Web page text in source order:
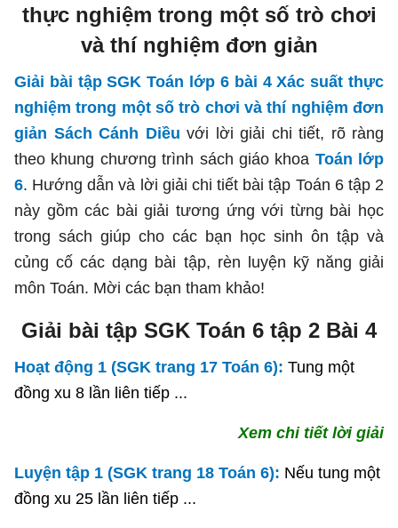
thực nghiệm trong một số trò chơi
và thí nghiệm đơn giản
Giải bài tập SGK Toán lớp 6 bài 4 Xác suất thực
nghiệm trong một số trò chơi và thí nghiệm đơn
giản Sách Cánh Diều với lời giải chi tiết, rõ ràng
theo khung chương trình sách giáo khoa Toán lớp
6. Hướng dẫn và lời giải chi tiết bài tập Toán 6 tập 2
này gồm các bài giải tương ứng với từng bài học
trong sách giúp cho các bạn học sinh ôn tập và
củng cố các dạng bài tập, rèn luyện kỹ năng giải
môn Toán. Mời các bạn tham khảo!
Giải bài tập SGK Toán 6 tập 2 Bài 4
Hoạt động 1 (SGK trang 17 Toán 6): Tung một
đồng xu 8 lần liên tiếp ...
Xem chi tiết lời giải
Luyện tập 1 (SGK trang 18 Toán 6): Nếu tung một
đồng xu 25 lần liên tiếp ...